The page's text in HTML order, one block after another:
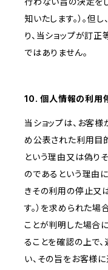
知いたします。）。但
り、当ショップが訂
ではありません。
10. 個人情報の利用
当ショップは、お客
め公表された利用目
という理由又は偽り
のであるという理由
きその利用の停止又
す。）を求められた
ことが判明した場合
ることを確認の上で
い、その旨をお客様